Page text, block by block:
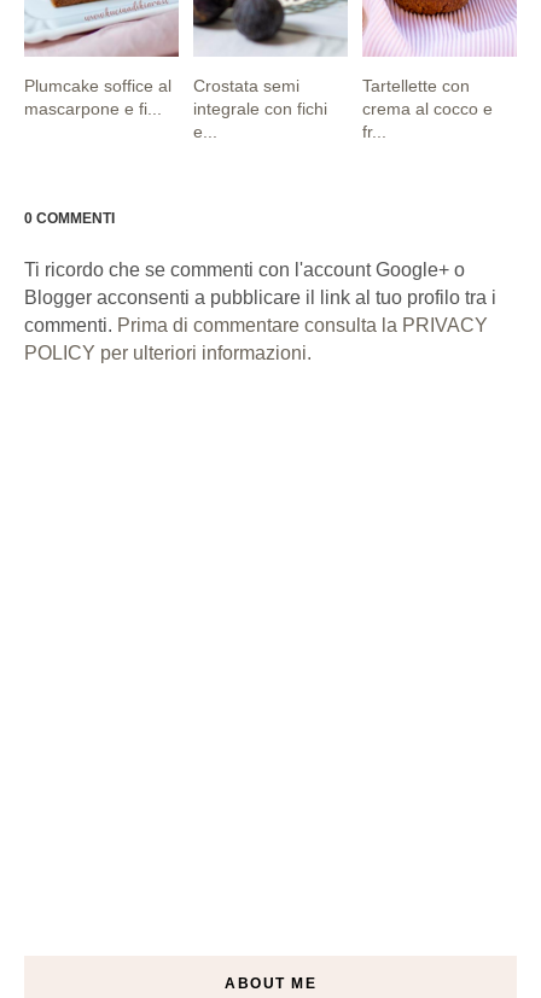
Plumcake soffice al
mascarpone e fi...
Crostata semi
integrale con fichi
e...
Tartellette con
crema al cocco e
fr...
0 COMMENTI
Ti ricordo che se commenti con l'account Google+ o
Blogger acconsenti a pubblicare il link al tuo profilo tra i
commenti. Prima di commentare consulta la PRIVACY
POLICY per ulteriori informazioni.
ABOUT ME